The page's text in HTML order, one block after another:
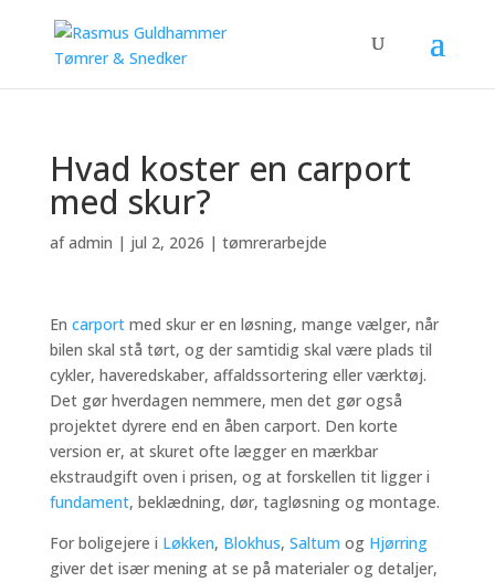
Hvad koster en carport
med skur?
afadmin | jul 2, 2026 | tømrerarbejde
En carportmed skur er en løsning, mange vælger, når
bilen skal stå tørt, og der samtidig skal være plads til
cykler, haveredskaber, affaldssortering eller værktøj.
Det gør hverdagen nemmere, men det gør også
projektet dyrere end en åben carport. Den korte
version er, at skuret ofte lægger en mærkbar
ekstraudgift oven i prisen, og at forskellen tit ligger i
fundament, beklædning, dør, tagløsning og montage.
For boligejere i Løkken, Blokhus, Saltum og Hjørring
giver det især mening at se på materialer og detaljer,